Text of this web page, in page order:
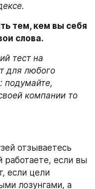
тем, кем вы себя
слова.
тест на
для любого
подумайте,
компании то
отзываетесь
работаете, если вы
если цели
лозунгами, а